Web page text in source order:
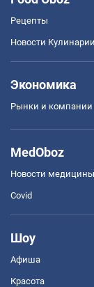
Рецепты
Новости Кулинарии
Экономика
Рынки и компании
MedOboz
Новости медицины
Covid
Шоу
Афиша
Красота